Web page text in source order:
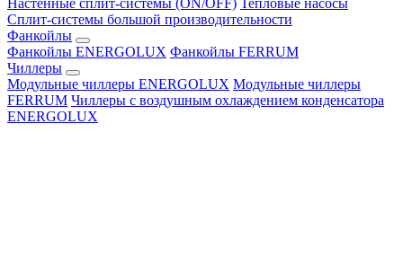
Настенные сплит-системы (ON/OFF) Тепловые насосы
Сплит-системы большой производительности
Фанкойлы
Фанкойлы ENERGOLUX Фанкойлы FERRUM
Чиллеры
Модульные чиллеры ENERGOLUX Модульные чиллеры
FERRUM Чиллеры с воздушным охлаждением конденсатора
ENERGOLUX